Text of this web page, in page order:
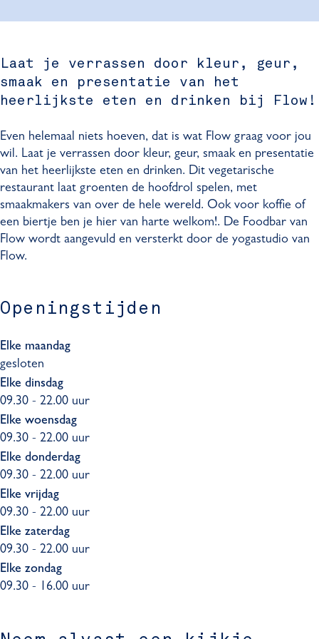
r
b
r
d
a
r
o
d
b
r
Laat je verrassen door kleur, geur,
smaak en presentatie van het
heerlijkste eten en drinken bij Flow!
Even helemaal niets hoeven, dat is wat Flow graag voor jou
wil. Laat je verrassen door kleur, geur, smaak en presentatie
van het heerlijkste eten en drinken. Dit vegetarische
restaurant laat groenten de hoofdrol spelen, met
smaakmakers van over de hele wereld. Ook voor koffie of
een biertje ben je hier van harte welkom!. De Foodbar van
Flow wordt aangevuld en versterkt door de yogastudio van
Flow.
Openingstijden
Elke maandag
gesloten
Elke dinsdag
09.30 - 22.00 uur
Elke woensdag
09.30 - 22.00 uur
Elke donderdag
09.30 - 22.00 uur
Elke vrijdag
09.30 - 22.00 uur
Elke zaterdag
09.30 - 22.00 uur
Elke zondag
09.30 - 16.00 uur